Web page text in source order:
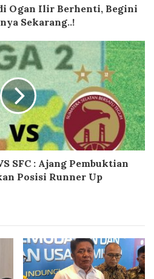
Ogan Ilir Berhenti, Begini
Sekarang..!
SFC : Ajang Pembuktian
Posisi Runner Up